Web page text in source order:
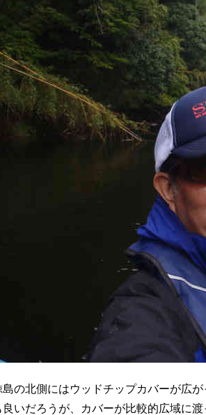
島の北側にはウッドチップカバーが広
良いだろうが、カバーが比較的広域に